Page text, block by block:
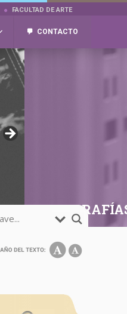
FACULTAD DE ARTE
CONTACTO